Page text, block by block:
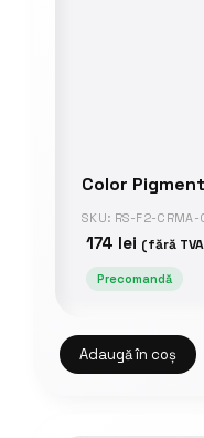
Color
SKU: RS-F2-CRMA-
174 lei (fără TVA
Precomandă
Adaugă în coș